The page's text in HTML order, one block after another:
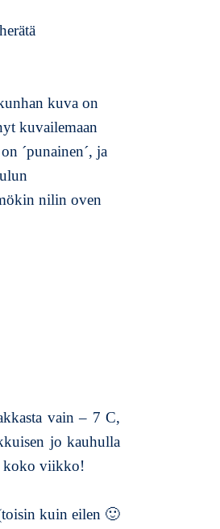
kuva on
kuvailemaan
´punainen´, ja
nilin oven
vain – 7 C,
jo kauhulla
koko viikko!
kuin eilen 🙂